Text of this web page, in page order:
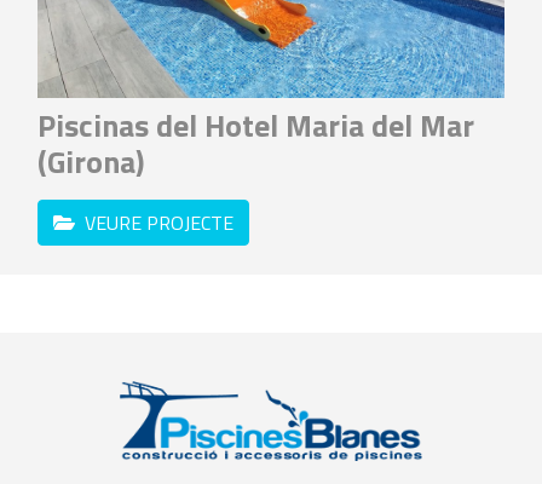
Piscinas del Hotel Maria del Mar
(Girona)
VEURE PROJECTE